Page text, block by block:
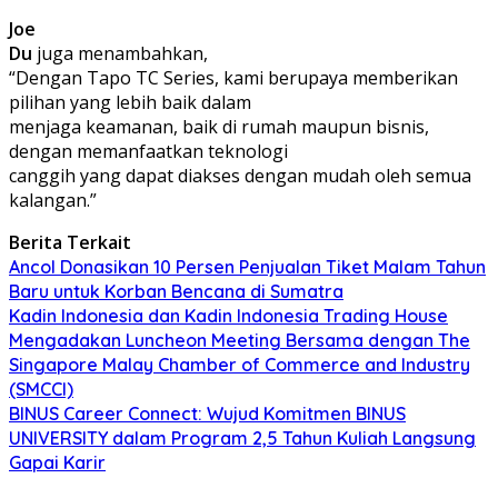
Joe
Du juga menambahkan,
“Dengan Tapo TC Series, kami berupaya memberikan
pilihan yang lebih baik dalam
menjaga keamanan, baik di rumah maupun bisnis,
dengan memanfaatkan teknologi
canggih yang dapat diakses dengan mudah oleh semua
kalangan.”
Berita Terkait
Ancol Donasikan 10 Persen Penjualan Tiket Malam Tahun
Baru untuk Korban Bencana di Sumatra
Kadin Indonesia dan Kadin Indonesia Trading House
Mengadakan Luncheon Meeting Bersama dengan The
Singapore Malay Chamber of Commerce and Industry
(SMCCI)
BINUS Career Connect: Wujud Komitmen BINUS
UNIVERSITY dalam Program 2,5 Tahun Kuliah Langsung
Gapai Karir